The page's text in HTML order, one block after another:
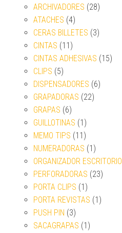
ARCHIVADORES (28)
ATACHES (4)
CERAS BILLETES (3)
CINTAS (11)
CINTAS ADHESIVAS (15)
CLIPS (5)
DISPENSADORES (6)
GRAPADORAS (22)
GRAPAS (6)
GUILLOTINAS (1)
MEMO TIPS (11)
NUMERADORAS (1)
ORGANIZADOR ESCRITORIO
PERFORADORAS (23)
PORTA CLIPS (1)
PORTA REVISTAS (1)
PUSH PIN (3)
SACAGRAPAS (1)